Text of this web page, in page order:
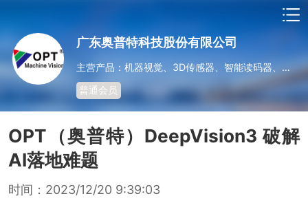
广东奥普特科技股份有限公司
主营产品：机器视觉、3D传感器、智能读码器、光源系列、非标光源定制、控制器、镜头系列、工业相机系列
普通会员
OPT（奥普特）DeepVision3 破解
AI落地难题
时间：2023/12/20 9:39:03